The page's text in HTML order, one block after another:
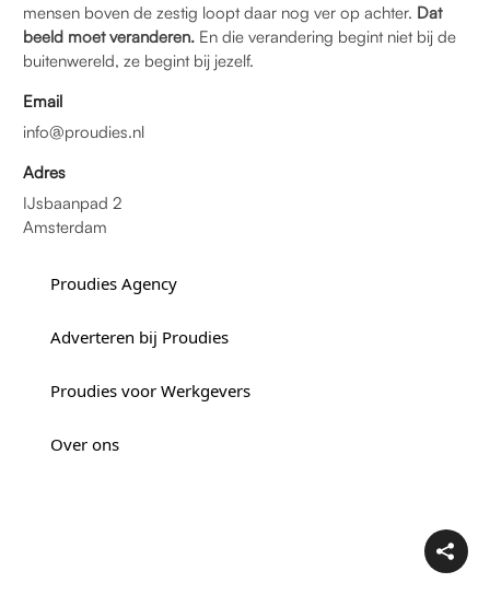
mensen boven de zestig loopt daar nog ver op achter. Dat
beeld moet veranderen. En die verandering begint niet bij de
buitenwereld, ze begint bij jezelf.
Email
info@proudies.nl
Adres
IJsbaanpad 2
Amsterdam
Proudies Agency
Adverteren bij Proudies
Proudies voor Werkgevers
Over ons